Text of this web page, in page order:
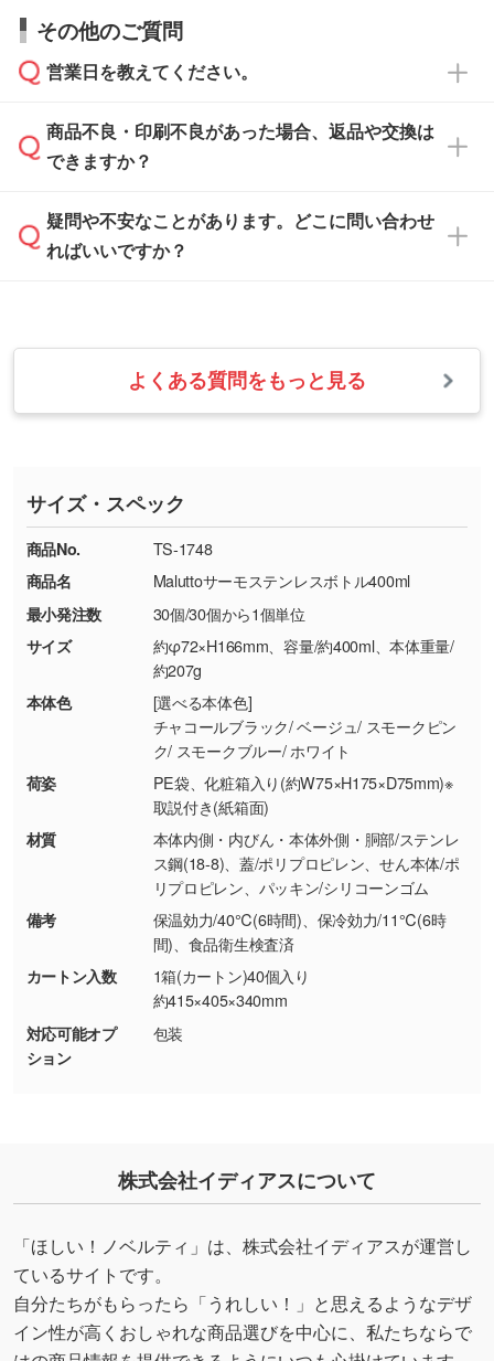
い合わせください。
なお、印刷用データの作り方に関する詳細は、
から添付してお送りください。
しい
解像度の低い画像や、手書きのイラスト、写真
などを、印刷に適したベクターデータに変換し
・フルカラーデータを1色に変換してほしい
・1色印刷でグラデーションや濃淡を表現した
い
す。→詳しく見る
・コーポレートカラーを使って印刷したい／印
刷色にこだわりがある
DIC・PANTONEなどのカラーチップの指定や、
現物支給による色指定も承っております。→詳
・背景がある画像からキャラクター部分だけを
使いたいです
シンプルな背景のデータや、使いたいキャラク
ター部分の輪郭がはっきりしているデータは切
り抜き処理が可能です。→詳しく見る
・持っているデータの背景が足りない／塗り足
しの作り方が分からない
印刷したいデータが印刷範囲よりも小さい場
合、シンプルな色・柄の背景であれば拡張が可
詳しく見る
・デザインにQRコードを入れたい／QRコード
詳しく見る
お見積・ご注文・
相談いただきますと、担当スタッフがお客様の
ご希望や商品の本体色を確認し、印刷色をご提
本体色がブラック、ネイビーなど濃色の場合は
白色か淡い色の印刷色をおすすめしておりま
本体色がナチュラルなど淡色の場合、印刷をく
っきりと目立たせたいときは濃い印刷色が、柔
らかい雰囲気にしたいときは淡い印刷色が映え
また、お選びいただいた印刷色が本体色に合わ
ない場合や仕上がりに影響しそうな場合は、ス
その他のご質問
営業日を教えてください。
営業日は平日の10:00～18:00で、土日祝日はお
休みとなります。注文・見積・お問い合わせ
速やかに対応いたします。
商品不良・印刷不良があった場合、返品や交換は
できますか？
お手数をお掛けいたしますが、至急担当スタッ
フまでご連絡ください。商品の状況を確認し、
・お届け時に商品が損傷・故障している場合
・ご注文と異なる商品が届いた場合
・印刷不良があった場合
※詳しくは「商品の良品基準について
ください。
【返品・交換ができない場合】
・お客様の元で商品を加工された場合、または
商品が破損した場合
・商品到着後7日以上経過している場合
・お客様のご都合による返品・交換依頼(商
品・色・数量などの注文間違い等)
疑問や不安なことがあります。どこに問い合わせ
ればいいですか？
業日以内に担当スタッフよりメールにてご連絡
いたします。
お急ぎの場合はお電話でのご質問も受け付けて
TEL：0422-29-9911 営業時間10:00～
18:00(土日祝日除く)
お問い合わせフォームはこちら
よくある質問をもっと見る
サイズ・スペック
商品No.
TS-1748
商品名
Maluttoサーモステンレスボトル400ml
最小発注数
30個/30個から1個単位
サイズ
約φ72×H166mm、容量/約400ml、本体重量/
約207g
本体色
[選べる本体色]
チャコールブラック/ ベージュ/ スモークピン
ク/ スモークブルー/ ホワイト
荷姿
PE袋、化粧箱入り(約W75×H175×D75mm)※
取説付き(紙箱面)
材質
本体内側・内びん・本体外側・胴部/ステンレ
ス鋼(18-8)、蓋/ポリプロピレン、せん本体/ポ
リプロピレン、パッキン/シリコーンゴム
備考
保温効力/40℃(6時間)、保冷効力/11℃(6時
間)、食品衛生検査済
カートン入数
1箱(カートン)40個入り
約415×405×340mm
対応可能オプ
ション
包装
株式会社イディアスについて
「ほしい！ノベルティ」は、株式会社イディアスが運営し
ているサイトです。
自分たちがもらったら「うれしい！」と思えるようなデザ
イン性が高くおしゃれな商品選びを中心に、私たちならで